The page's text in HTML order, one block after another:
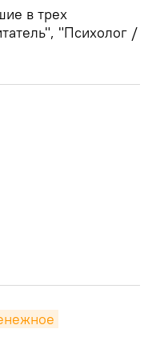
в трех
"Психолог /